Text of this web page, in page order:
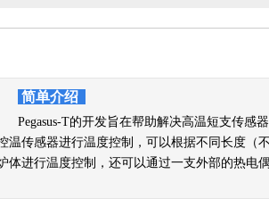
简单介绍
Pegasus-T的开发旨在帮助解决高温短支传感
温传感器进行温度控制，可以根据不同长度（
体进行温度控制，还可以通过一支外部的热电